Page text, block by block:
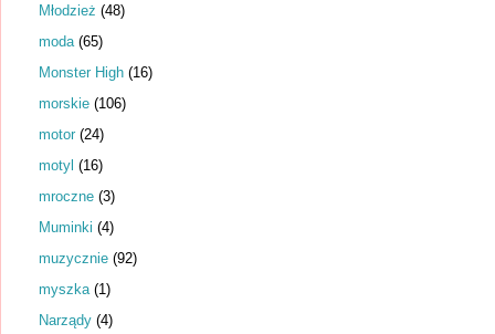
Młodzież (48)
moda (65)
Monster High (16)
morskie (106)
motor (24)
motyl (16)
mroczne (3)
Muminki (4)
muzycznie (92)
myszka (1)
Narządy (4)